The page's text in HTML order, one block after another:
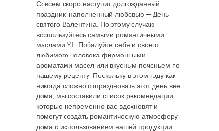
Совсем скоро наступит долгожданный
праздник, наполненный любовью — День
святого Валентина. По этому случаю
воспользуйтесь самыми романтичными
маслами YL. Побалуйте себя и своего
любимого человека фирменными
ароматами масел или вкусным печеньем по
нашему рецепту. Поскольку в этом году как
никогда сложно отпраздновать этот день вне
дома, мы составили список рекомендаций,
которые непременно вас вдохновят и
помогут создать романтическую атмосферу
дома с использованием нашей продукции.